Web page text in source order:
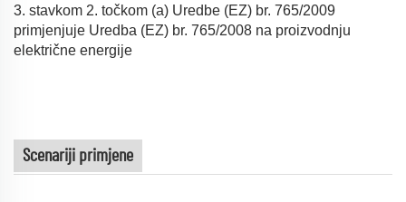
3. stavkom 2. točkom (a) Uredbe (EZ) br. 765/2009
primjenjuje Uredba (EZ) br. 765/2008 na proizvodnju
električne energije
Scenariji primjene